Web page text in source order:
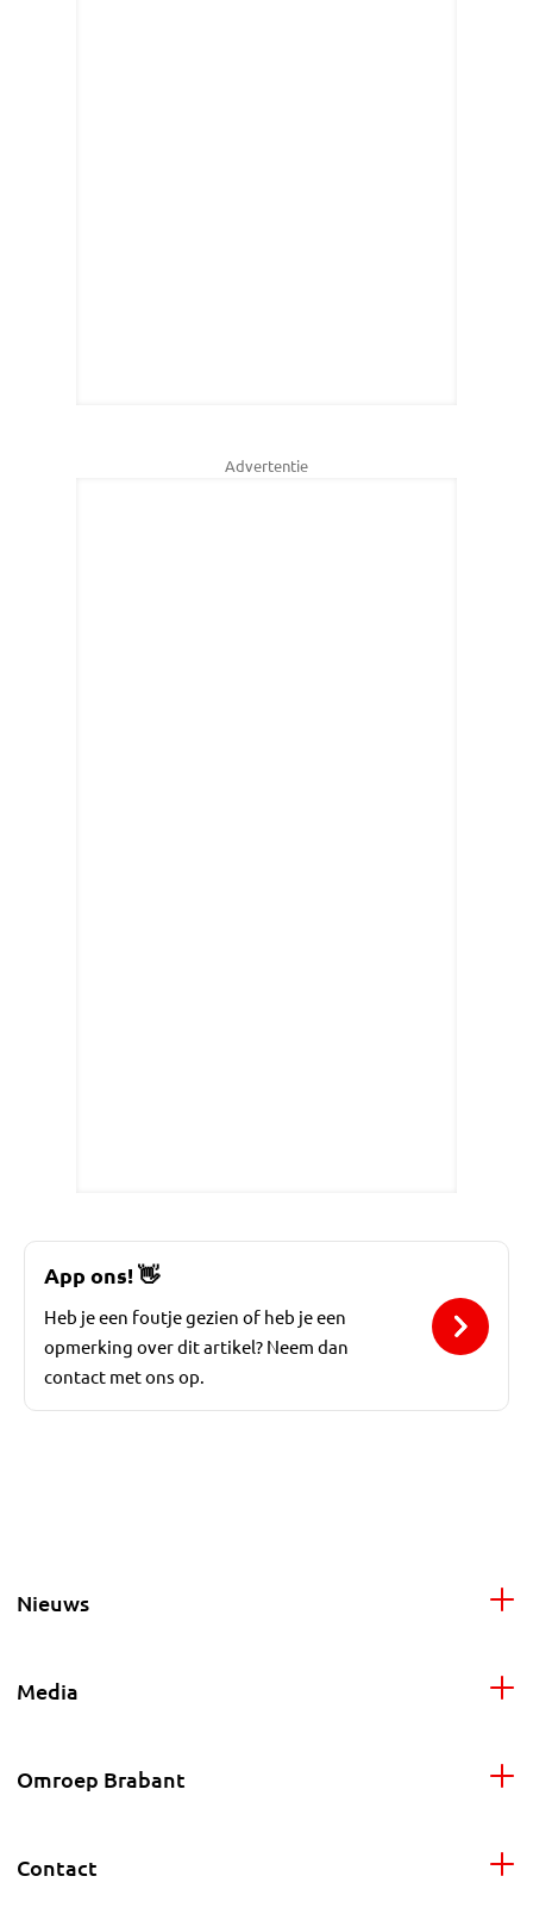
Advertentie
App ons!👋
Heb je een foutje gezien of heb je een
opmerking over dit artikel? Neem dan
contact met ons op.
Nieuws
Media
Omroep Brabant
Contact